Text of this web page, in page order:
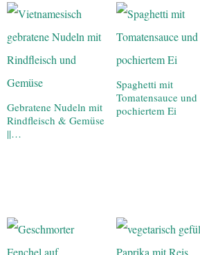
Gebratene Nudeln mit
Rindfleisch & Gemüse
||…
Spaghetti mit
Tomatensauce und
pochiertem Ei